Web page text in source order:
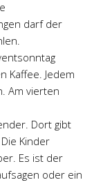
darf der
Kaffee. Jedem
Am vierten
Dort gibt
Kinder
Es ist der
oder ein